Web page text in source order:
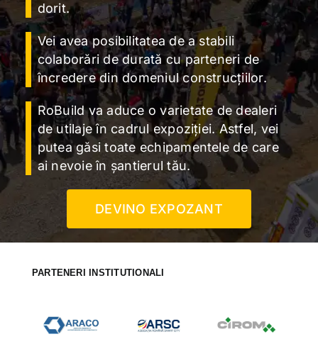
dorit.
Vei avea posibilitatea de a stabili
colaborări de durată cu parteneri de
încredere din domeniul construcțiilor.
RoBuild va aduce o varietate de dealeri
de utilaje în cadrul expoziției. Astfel, vei
putea găsi toate echipamentele de care
ai nevoie în șantierul tău.
DEVINO EXPOZANT
PARTENERI INSTITUTIONALI